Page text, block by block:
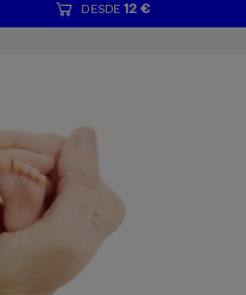
sostenible
...
DESDE 12 €
Últimas
plazas
Gratuito
Fecha
pasada
Lista
de
Plazo
de